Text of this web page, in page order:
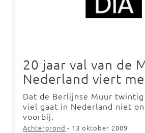
20 jaar val van de
Nederland viert
Dat de Berlijnse Muur
viel gaat in Nederland niet
voorbij.
Achtergrond - 13 oktober 2009